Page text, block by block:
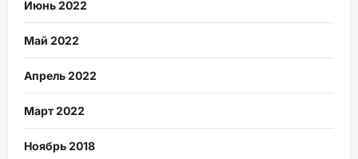
Июнь 2022
Май 2022
Апрель 2022
Март 2022
Ноябрь 2018